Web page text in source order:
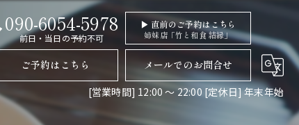
090-6054-5978
前日・当日の予約不可
▶ 直前のご予約はこちら
姉妹店「竹と和食 結縁」
ご予約はこちら
メールでのお問合せ
[営業時間] 12:00 〜 22:00 [定休日] 年末年始